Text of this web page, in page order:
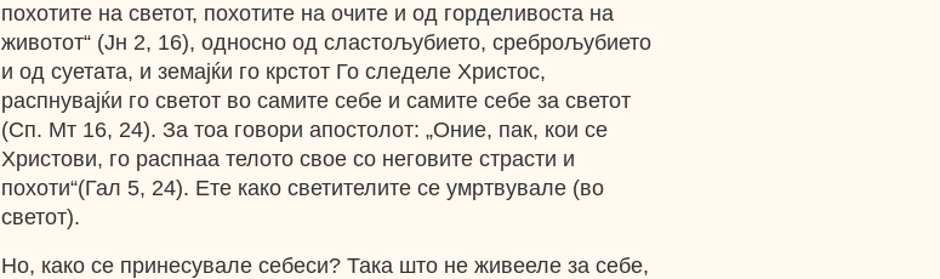
похотите на светот, похотите на очите и од горделивоста на
животот“ (Јн 2, 16), односно од сластољубието, среброљубието
и од суетата, и земајќи го крстот Го следеле Христос,
распнувајќи го светот во самите себе и самите себе за светот
(Сп. Мт 16, 24). За тоа говори апостолот: „Оние, пак, кои се
Христови, го распнаа телото свое со неговите страсти и
похоти“(Гал 5, 24). Ете како светителите се умртвувале (во
светот).
Но, како се принесувале себеси? Така што не живееле за себе,